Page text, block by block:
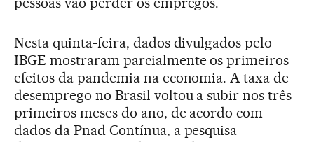
Nesta quinta-feira, dados divulgados pelo
IBGE mostraram parcialmente os primeiros
efeitos da pandemia na economia. A taxa de
desemprego no Brasil voltou a subir nos três
primeiros meses do ano, de acordo com
dados da Pnad Contínua, a pesquisa